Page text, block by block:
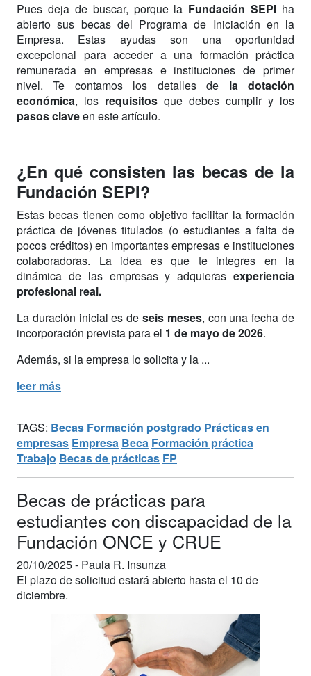
Pues deja de buscar, porque la Fundación SEPI ha
abierto sus becas del Programa de Iniciación en la
Empresa. Estas ayudas son una oportunidad
excepcional para acceder a una formación práctica
remunerada en empresas e instituciones de primer
nivel. Te contamos los detalles de la dotación
económica, los requisitos que debes cumplir y los
pasos claveen este artículo.
¿En qué consisten las becas de la
Fundación SEPI?
Estas becas tienen como objetivo facilitar la formación
práctica de jóvenes titulados (o estudiantes a falta de
pocos créditos) en importantes empresas e instituciones
colaboradoras. La idea es que te integres en la
dinámica de las empresas y adquieras experiencia
profesional real.
La duración inicial es de seis meses, con una fecha de
incorporación prevista para el 1 de mayo de 2026.
Además, si la empresa lo solicita y la ...
leer más
TAGS: Becas Formación postgrado Prácticas en
empresas Empresa Beca Formación práctica
Trabajo Becas de prácticas FP
Becas de prácticas para
estudiantes con discapacidad de la
Fundación ONCE y CRUE
20/10/2025 - Paula R. Insunza
El plazo de solicitud estará abierto hasta el 10 de
diciembre.